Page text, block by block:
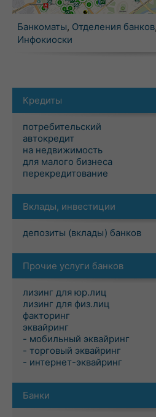
Банкоматы, Отделения банков,
Инфокиоски
Кредиты
потребительский
автокредит
на недвижимость
для малого бизнеса
перекредитование
Вклады, инвестиции
депозиты (вклады) банков
Прочие услуги банков
лизинг для юр.лиц
лизинг для физ.лиц
факторинг
эквайринг
- мобильный эквайринг
- торговый эквайринг
- интернет-эквайринг
Банки